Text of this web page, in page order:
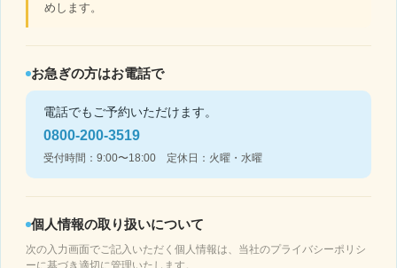
めします。
お急ぎの方はお電話で
電話でもご予約いただけます。
0800-200-3519
受付時間：9:00〜18:00 定休日：火曜・水曜
個人情報の取り扱いについて
次の入力画面でご記入いただく個人情報は、当社のプライバシーポリシ
ーに基づき適切に管理いたします。